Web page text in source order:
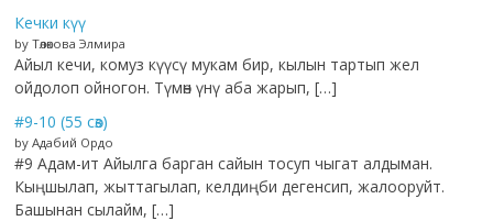
Кечки күү
by Төлөкова Элмира
Айыл кечи, комуз күүсү мукам бир, кылын тартып жел
ойдолоп ойногон. Түмөн үнү аба жарып, […]
#9-10 (55 сөз)
by Адабий Ордо
#9 Адам-ит Айылга барган сайын тосуп чыгат алдыман.
Кыңшылап, жыттагылап, келдиңби дегенсип, жалооруйт.
Башынан сылайм, […]